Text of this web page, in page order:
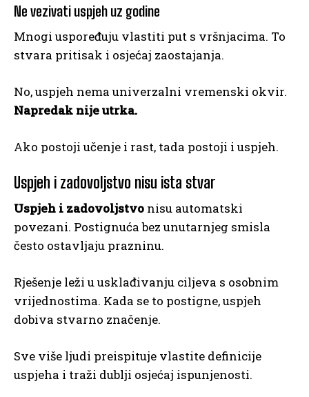
Ne vezivati uspjeh uz godine
Mnogi uspoređuju vlastiti put s vršnjacima. To
stvara pritisak i osjećaj zaostajanja.
No, uspjeh nema univerzalni vremenski okvir.
Napredak nije utrka.
Ako postoji učenje i rast, tada postoji i uspjeh.
Uspjeh i zadovoljstvo nisu ista stvar
Uspjeh i zadovoljstvo nisu automatski
povezani. Postignuća bez unutarnjeg smisla
često ostavljaju prazninu.
Rješenje leži u usklađivanju ciljeva s osobnim
vrijednostima. Kada se to postigne, uspjeh
dobiva stvarno značenje.
Sve više ljudi preispituje vlastite definicije
uspjeha i traži dublji osjećaj ispunjenosti.